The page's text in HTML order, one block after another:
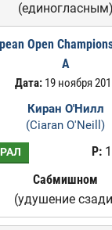
(единогласным)
Open
A
Дата:19 ноября
Киран О'Нилл
(Ciaran O'Neill)
Р:1
Сабмишном
(удушение